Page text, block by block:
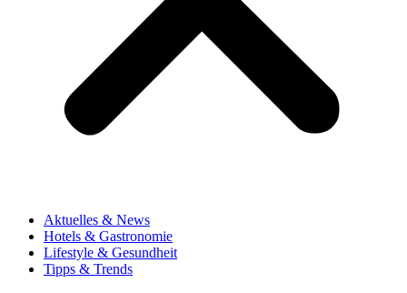
Aktuelles & News
Hotels & Gastronomie
Lifestyle & Gesundheit
Tipps & Trends